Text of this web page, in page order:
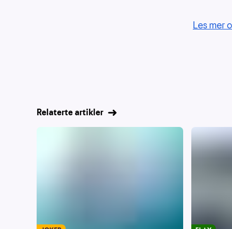
Les mer
Relaterte artikler